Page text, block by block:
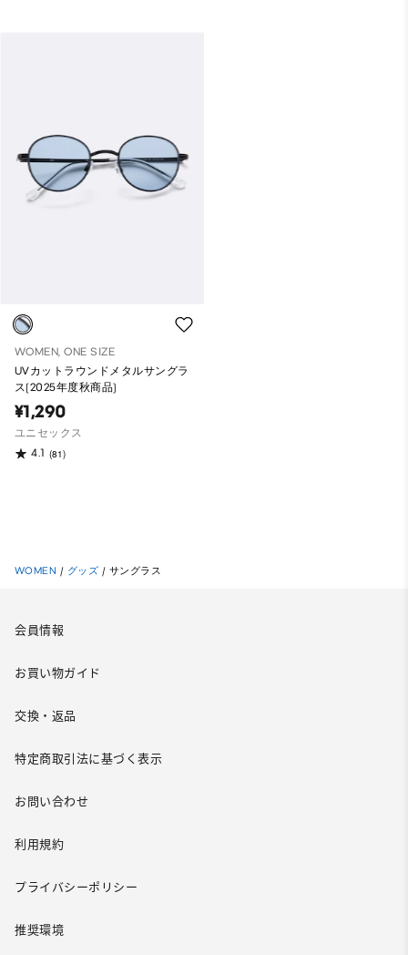
WOMEN, ONE SIZE
UVカットラウンドメタルサングラ
ス(2025年度秋商品)
¥1,290
ユニセックス
4.1 (81)
WOMEN / グッズ / サングラス
会員情報
お買い物ガイド
交換・返品
特定商取引法に基づく表示
お問い合わせ
利用規約
プライバシーポリシー
推奨環境